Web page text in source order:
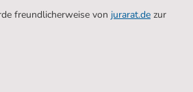
freundlicherweise von jurarat.de zur